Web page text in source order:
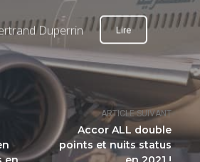
ARTICLE SUIVANT
Accor ALL double
points et nuits status
Duperrin Lire